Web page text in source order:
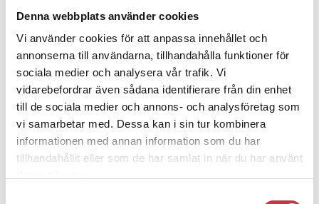
Denna webbplats använder cookies
Vi använder cookies för att anpassa innehållet och
annonserna till användarna, tillhandahålla funktioner för
sociala medier och analysera vår trafik. Vi
vidarebefordrar även sådana identifierare från din enhet
till de sociala medier och annons- och analysföretag som
vi samarbetar med. Dessa kan i sin tur kombinera
informationen med annan information som du har
tillhandahållit eller som de har samlat in när du har använt
4 juni 2026
Polisregionen erkänner fel: ”Kommer
att rättas till”